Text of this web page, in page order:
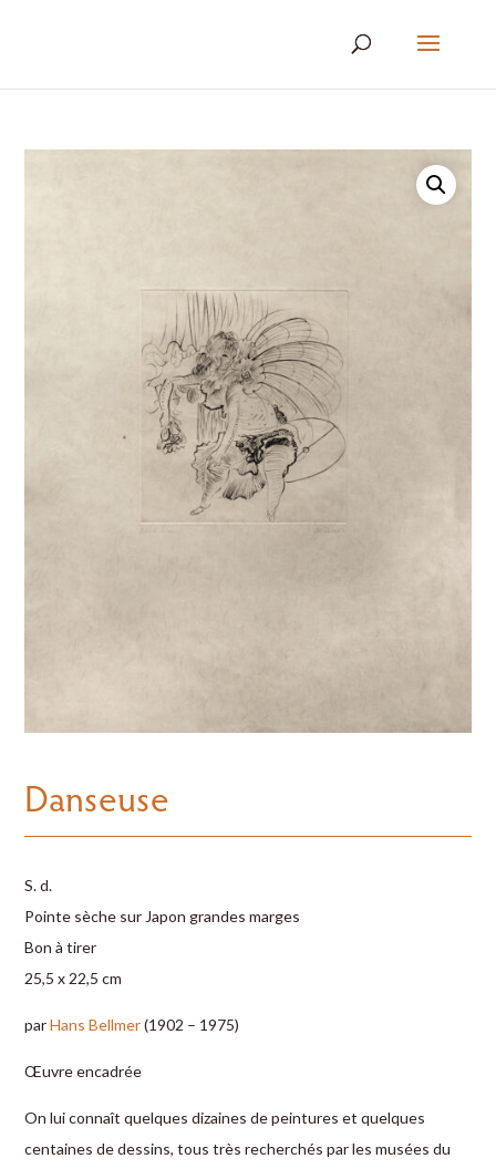
Danseuse
S. d.
Pointe sèche sur Japon grandes marges
Bon à tirer
25,5 x 22,5 cm
parHans Bellmer(1902 – 1975)
Œuvre encadrée
On lui connaît quelques dizaines de peintures et quelques
centaines de dessins, tous très recherchés par les musées du